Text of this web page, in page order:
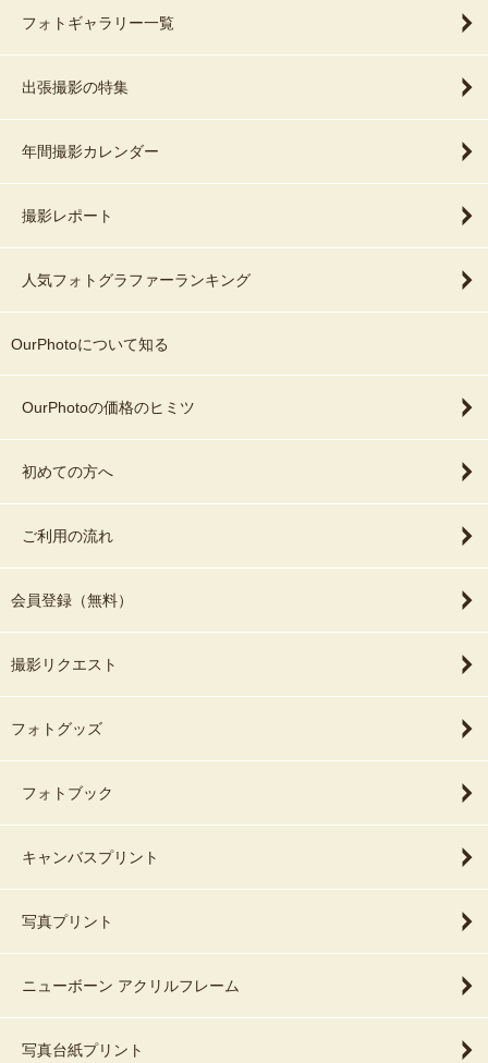
フォトギャラリー一覧
出張撮影の特集
年間撮影カレンダー
撮影レポート
人気フォトグラファーランキング
OurPhotoについて知る
OurPhotoの価格のヒミツ
初めての方へ
ご利用の流れ
会員登録（無料）
撮影リクエスト
フォトグッズ
フォトブック
キャンバスプリント
写真プリント
ニューボーン アクリルフレーム
写真台紙プリント